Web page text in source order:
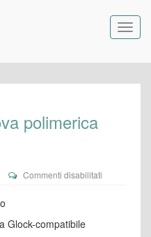
polimerica
Commenti disabilitati
Glock-compatibile